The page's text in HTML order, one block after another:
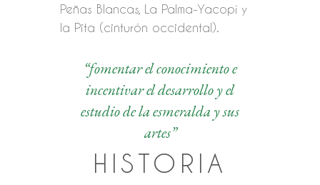
Peñas Blancas, La Palma-Yacopí y
la Pita (cinturón occidental).
“fomentar el conocimiento e
incentivar el desarrollo y el
estudio de la esmeralda y sus
artes”
HISTORIA